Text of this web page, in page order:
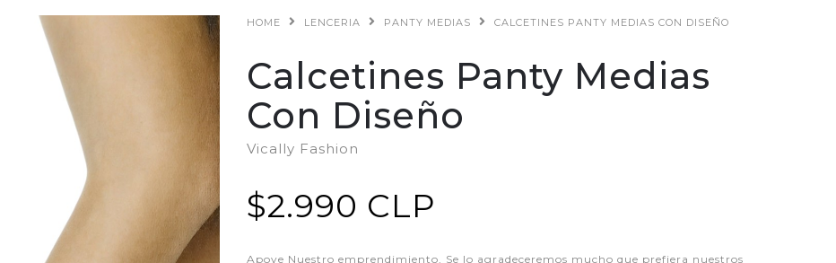
HOME LENCERIA PANTY MEDIAS CALCETINES PANTY MEDIAS CON DISEÑO
Calcetines Panty Medias
Con Diseño
Vically Fashion
$2.990 CLP
Apoye Nuestro emprendimiento, Se lo agradeceremos mucho que prefiera nuestros